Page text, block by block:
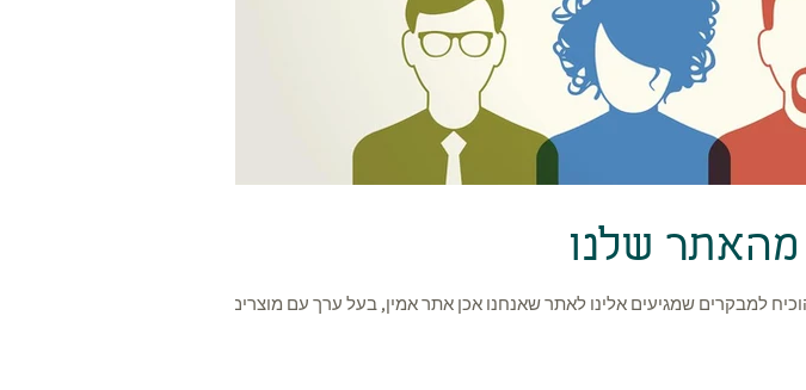
מהאתר שלנו
למבקרים שמגיעים אלינו לאתר שאנחנו אכן אתר אמין, בעל ערך עם מוצרים...